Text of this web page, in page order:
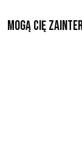
Mogą Cię